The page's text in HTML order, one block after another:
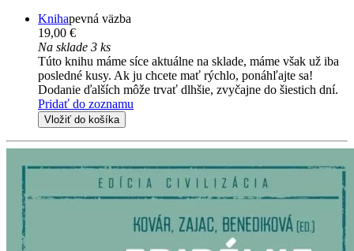
Knihapevná väzba
19,00 €
Na sklade 3 ks
Túto knihu máme síce aktuálne na sklade, máme však už iba
posledné kusy. Ak ju chcete mať rýchlo, ponáhľajte sa!
Dodanie ďalších môže trvať dlhšie, zvyčajne do šiestich dní.
Pridať do zoznamu
Vložiť do košíka